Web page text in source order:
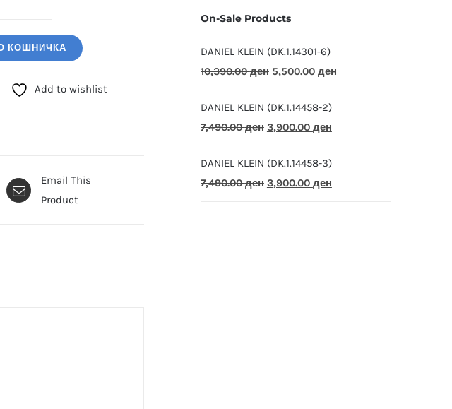
SANTA
(SB.1.10584.1)
КОШНИЧКА
Add to wishlist
Email This
Product
On-Sale Products
DANIEL KLEIN (DK.1.14301-6)
10,390.00ден Original
was:
10,390.00 ден.
5,500.00 денCurrent
DANIEL KLEIN (DK.1.14458-2)
7,490.00ден Original
was:
7,490.00 ден.
3,900.00 денCurrent
is:
3,900.00 ден.
DANIEL KLEIN (DK.1.14458-3)
7,490.00ден Original
3,900.00 денCurrent